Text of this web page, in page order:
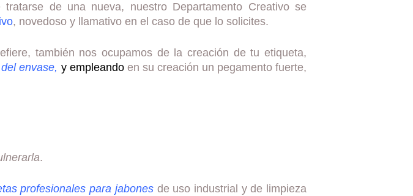
de una nueva, nuestro Departamento Creativo se
, novedoso y llamativo en el caso de que lo solicites.
también nos ocupamos de la creación de tu etiqueta,
envase, y empleando en su creación un pegamento fuerte,
.
profesionales para jabonesde uso industrial y de limpieza